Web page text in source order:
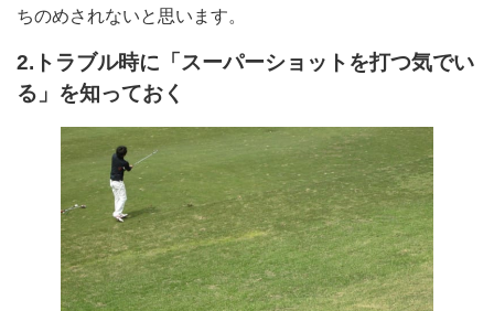
ちのめされないと思います。
2.トラブル時に「スーパーショットを打つ気でい
る」を知っておく